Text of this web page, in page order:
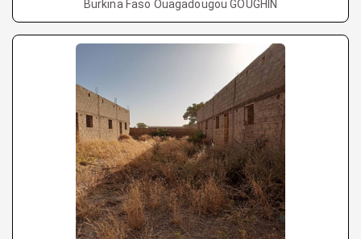
Burkina Faso Ouagadougou GOUGHIN